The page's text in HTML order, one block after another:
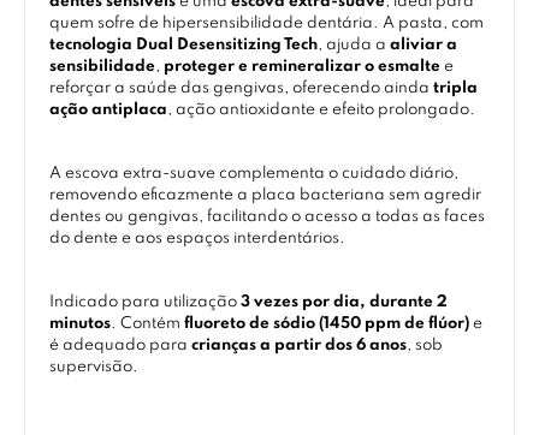
quem sofre de hipersensibilidade dentária. A pasta, com
tecnologia Dual Desensitizing Tech, ajuda a aliviar a
sensibilidade, proteger e remineralizar o esmalte e
reforçar a saúde das gengivas, oferecendo ainda tripla
ação antiplaca, ação antioxidante e efeito prolongado.
A escova extra-suave complementa o cuidado diário,
removendo eficazmente a placa bacteriana sem agredir
dentes ou gengivas, facilitando o acesso a todas as faces
do dente e aos espaços interdentários.
Indicado para utilização 3 vezes por dia, durante 2
minutos. Contém fluoreto de sódio (1450 ppm de flúor) e
é adequado para crianças a partir dos 6 anos, sob
supervisão.